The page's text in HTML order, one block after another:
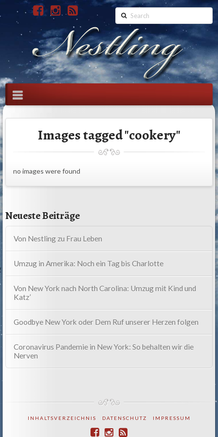
Search
Navigation
Images tagged "cookery"
no images were found
Neueste Beiträge
Von Nestling zu Frau Leben
Umzug in Amerika: Noch ein Tag bis Charlotte
Von New York nach North Carolina: Umzug mit Kind und
Katz’
Goodbye New York oder Dem Ruf unserer Herzen folgen
Coronavirus Pandemie in New York: So behalten wir die
Nerven
INHALTSVERZEICHNIS DATENSCHUTZ IMPRESSUM